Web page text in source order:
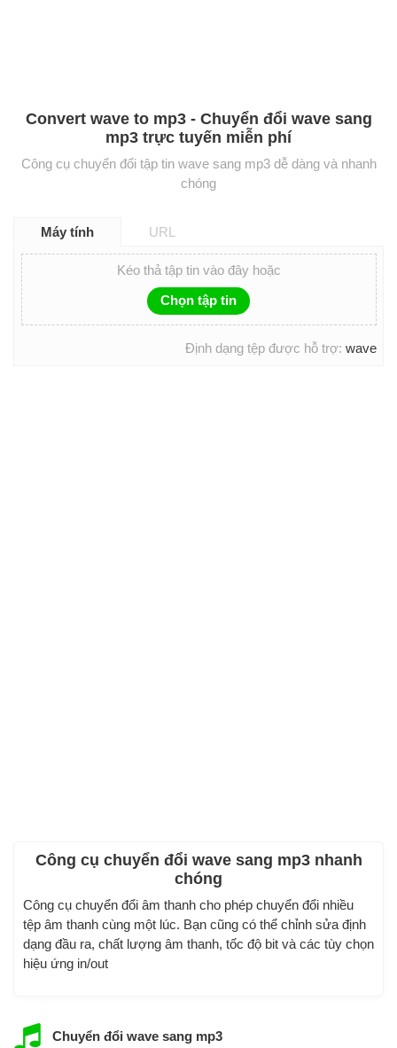
Convert wave to mp3 - Chuyển đổi wave sang
mp3 trực tuyến miễn phí
Công cụ chuyển đổi tập tin wave sang mp3 dễ dàng và nhanh
chóng
Máy tính URL
Kéo thả tập tin vào đây hoặc
Chọn tập tin
Định dạng tệp được hỗ trợ: wave
Công cụ chuyển đổi wave sang mp3 nhanh
chóng
Công cụ chuyển đổi âm thanh cho phép chuyển đổi nhiều
tệp âm thanh cùng một lúc. Bạn cũng có thể chỉnh sửa định
dạng đầu ra, chất lượng âm thanh, tốc độ bit và các tùy chọn
hiệu ứng in/out
Chuyển đổi wave sang mp3